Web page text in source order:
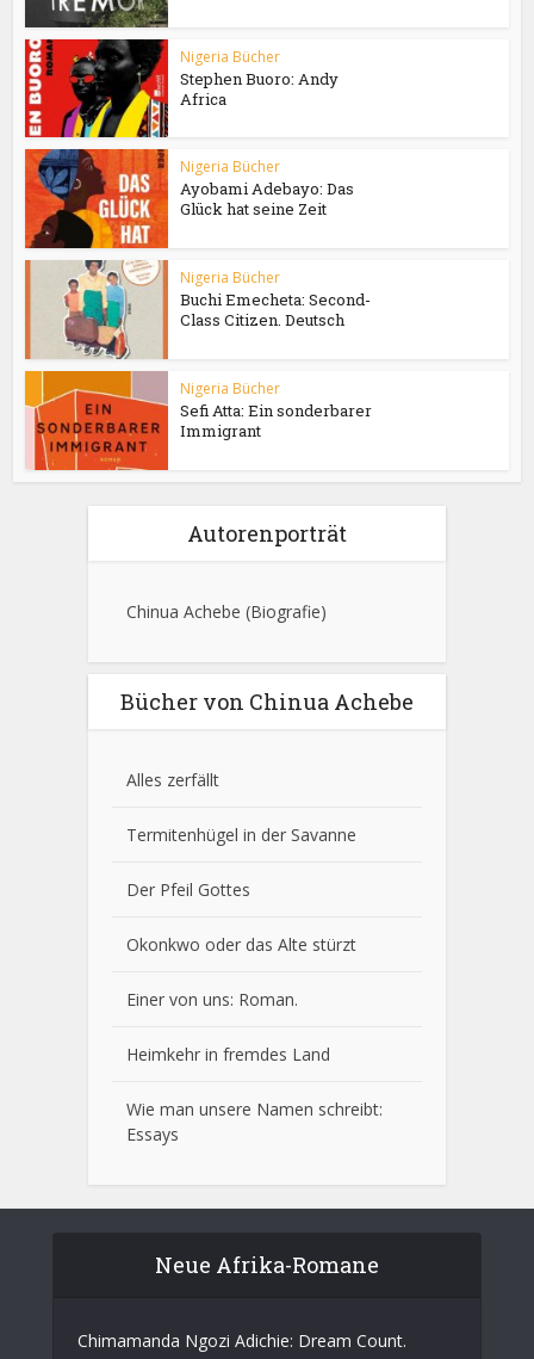
Nigeria Bücher
Stephen Buoro: Andy
Africa
Nigeria Bücher
Ayobami Adebayo: Das
Glück hat seine Zeit
Nigeria Bücher
Buchi Emecheta: Second-
Class Citizen. Deutsch
Nigeria Bücher
Sefi Atta: Ein sonderbarer
Immigrant
Autorenporträt
Chinua Achebe (Biografie)
Bücher von Chinua Achebe
Alles zerfällt
Termitenhügel in der Savanne
Der Pfeil Gottes
Okonkwo oder das Alte stürzt
Einer von uns: Roman.
Heimkehr in fremdes Land
Wie man unsere Namen schreibt:
Essays
Neue Afrika-Romane
Chimamanda Ngozi Adichie: Dream Count.